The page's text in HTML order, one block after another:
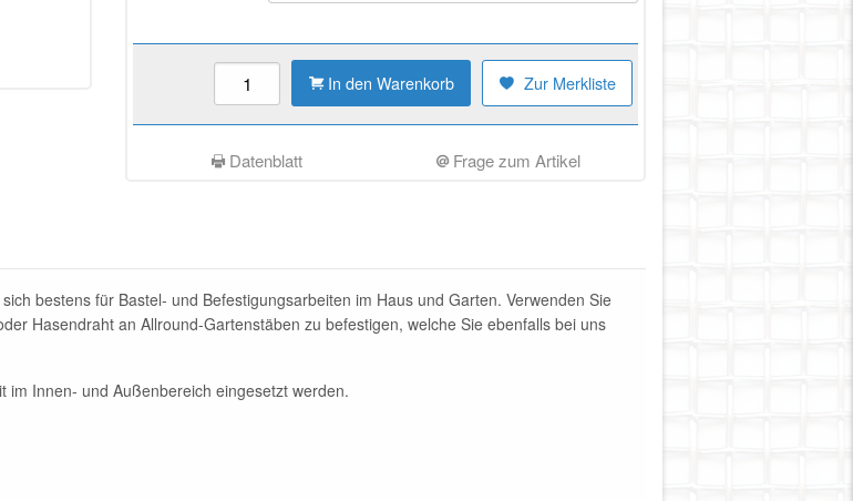
Zur Merkliste
In den Warenkorb
Datenblatt Frage zum Artikel
bestens für Bastel- und Befestigungsarbeiten im Haus und Garten. Verwenden Sie
Hasendraht an Allround-Gartenstäben zu befestigen, welche Sie ebenfalls bei uns
Innen- und Außenbereich eingesetzt werden.